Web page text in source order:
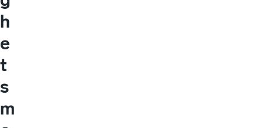
h
e
t
s
m